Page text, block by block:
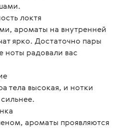
локтя
ароматы на внутренней
ярко. Достаточно пары
ноты радовали вас
тела высокая, и нотки
ароматы проявляются